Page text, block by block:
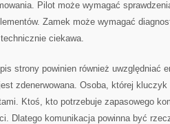
Pilot może wymagać
Zamek może wymagać
ciekawa.
strony powinien również uwzględniać
zdenerwowana. Osoba, której kluczyk
Ktoś, kto potrzebuje zapasowego
Dlatego komunikacja powinna być